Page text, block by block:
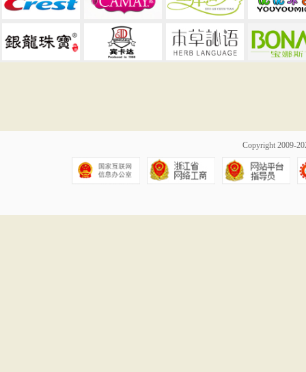
Copyright 2009-